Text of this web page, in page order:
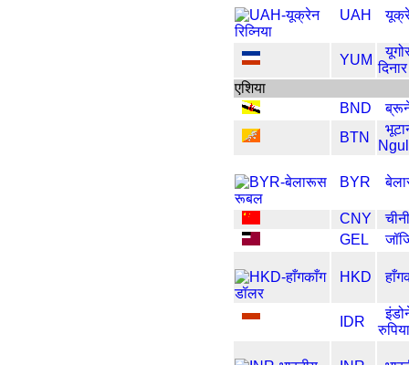
UAH
YUM
दिनार
एशिया
BND
BTN
BYR
CNY
GEL
HKD
IDR
रुपिया